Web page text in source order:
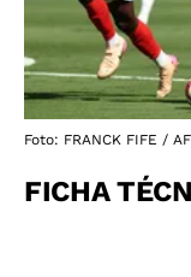
Foto: FRANCK FIFE /
FICHA